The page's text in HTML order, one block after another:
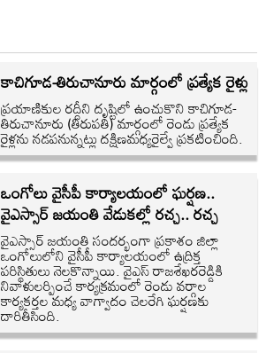
కాచిగూడ-తిరుచానూరు మార్గంలో ప్రత్యేక రైళ్లు
ప్రయాణికుల రద్దీని దృష్టిలో ఉంచుకొని కాచిగూడ-
తిరుచానూరు (తిరుపతి) మార్గంలో రెండు ప్రత్యేక
రైళ్లను నడపనున్నట్లు దక్షిణమధ్యరైల్వే ప్రకటించింది.
ఒంగోలు వైసీపీ కార్యాలయంలో ఘర్షణ..
వైఎస్సార్ జయంతి వేడుకల్లో రచ్చ.. రచ్చ
వైఎస్సార్ జయంతి సందర్భంగా ప్రకాశం జిల్లా
ఒంగోలులోని వైసీపీ కార్యాలయంలో ఉద్రిక్త
పరిస్థితులు నెలకొన్నాయి. వైఎస్ రాజశేఖరరెడ్డికి
నివాళులర్పించే కార్యక్రమంలో రెండు వర్గాల
కార్యకర్తల మధ్య వాగ్వాదం చెలరేగి ఘర్షణకు
దారితీసింది.